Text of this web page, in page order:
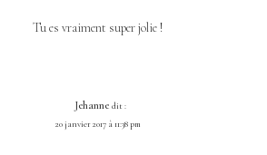
Tu es vraiment super jolie !
Jehanne dit :
20 janvier 2017 à 11:38 pm